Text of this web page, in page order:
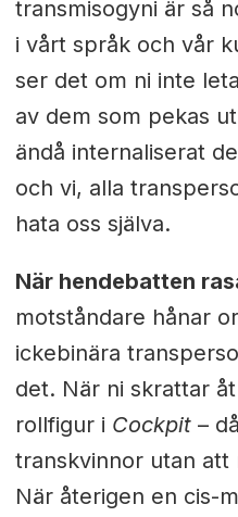
transmisogyni är så
i vårt språk och vår
ser det om ni inte
av dem som pekas
ändå internaliserat
och vi, alla
hata oss själva.
När hendebatten
motståndare hånar
ickebinära
det. När ni skrattar
rollfigur i Cockpit–
transkvinnor utan
När återigen en cis-